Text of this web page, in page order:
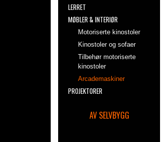
LERRET
MØBLER & INTERIØR
Motoriserte kinostoler
Kinostoler og sofaer
Tilbehør motoriserte
kinostoler
Arcademaskiner
PROJEKTORER
AV SELVBYGG